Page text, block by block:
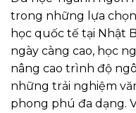
trong những lựa
học quốc tế tại Nhật
ngày càng cao, học
nâng cao trình độ
những trải nghiệm
phong phú đa dạng.